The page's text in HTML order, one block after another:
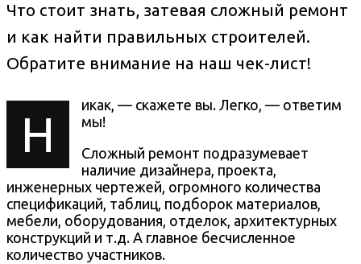
Что стоит знать, затевая сложный ремонт
и как найти правильных строителей.
Обратите внимание на наш чек-лист!
Н
икак, — скажете вы. Легко, — ответим
мы!
Сложный ремонт подразумевает
наличие дизайнера, проекта,
инженерных чертежей, огромного количества
спецификаций, таблиц, подборок материалов,
мебели, оборудования, отделок, архитектурных
конструкций и т.д. А главное бесчисленное
количество участников.